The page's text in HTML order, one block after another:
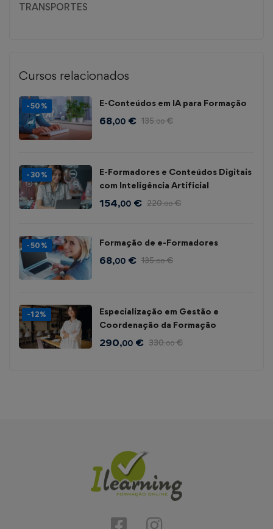
TRANSPORTES
Cursos relacionados
-50% E-Conteúdos em IA para Formação
68,00 € 135,00 €
-30%
E-Formadores e Conteúdos Digitais
com Inteligência Artificial
154,00 € 220,00 €
-50% Formação de e-Formadores
68,00 € 135,00 €
-12%
Especialização em Gestão e
Coordenação da Formação
290,00 € 330,00 €